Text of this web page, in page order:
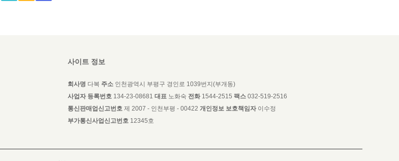
사이트 정보
회사명 다복 주소 인천광역시 부평구 경인로 1039번지(부개동)
사업자 등록번호 134-23-08681 대표 노화숙 전화 1544-2515 팩스 032-519-2516
통신판매업신고번호 제 2007 - 인천부평 - 00422 개인정보 보호책임자이수정
부가통신사업신고번호 12345호